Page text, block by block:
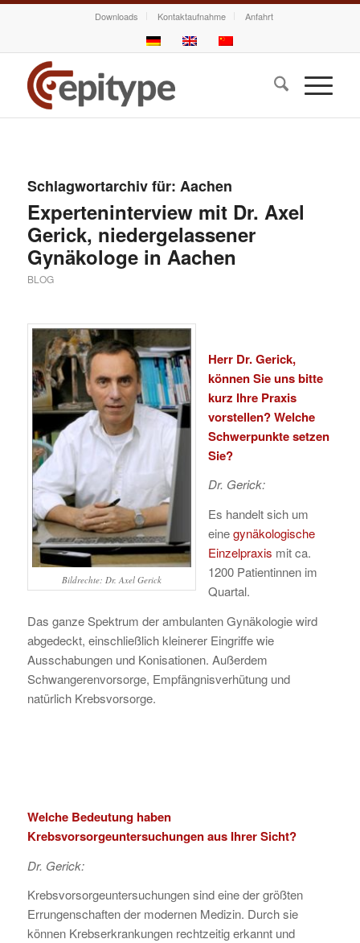
Downloads Kontaktaufnahme Anfahrt
Schlagwortarchiv für: Aachen
Experteninterview mit Dr. Axel
Gerick, niedergelassener
Gynäkologe in Aachen
BLOG
Bildrechte: Dr. Axel Gerick
Herr Dr. Gerick,
können Sie uns bitte
kurz Ihre Praxis
vorstellen? Welche
Schwerpunkte setzen
Sie?
Dr. Gerick:
Es handelt sich um
einegynäkologische
Einzelpraxis mit ca.
1200 Patientinnen im
Quartal.
Das ganze Spektrum der ambulanten Gynäkologie wird
abgedeckt, einschließlich kleinerer Eingriffe wie
Ausschabungen und Konisationen. Außerdem
Schwangerenvorsorge, Empfängnisverhütung und
natürlich Krebsvorsorge.
Welche Bedeutung haben
Krebsvorsorgeuntersuchungen aus Ihrer Sicht?
Dr. Gerick:
Krebsvorsorgeuntersuchungen sind eine der größten
Errungenschaften der modernen Medizin. Durch sie
können Krebserkrankungen rechtzeitig erkannt und